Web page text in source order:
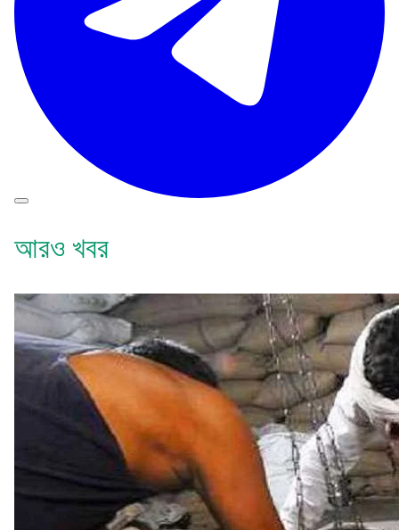
আরও খবর